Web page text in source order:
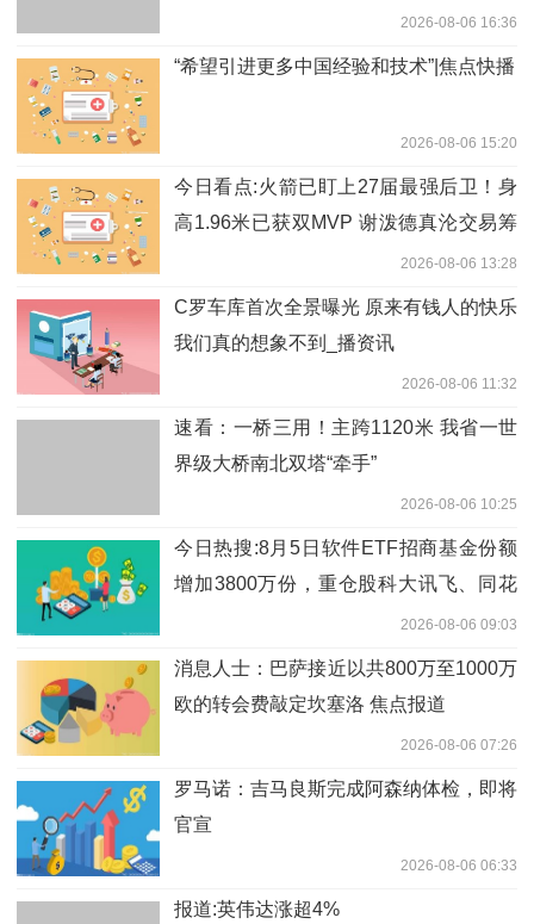
2026-08-06 16:36
“希望引进更多中国经验和技术”|焦点快播
2026-08-06 15:20
今日看点:火箭已盯上27届最强后卫！身
高1.96米已获双MVP 谢泼德真沦交易筹
2026-08-06 13:28
C罗车库首次全景曝光 原来有钱人的快乐
我们真的想象不到_播资讯
2026-08-06 11:32
速看：一桥三用！主跨1120米 我省一世
界级大桥南北双塔“牵手”
2026-08-06 10:25
今日热搜:8月5日软件ETF招商基金份额
增加3800万份，重仓股科大讯飞、同花
2026-08-06 09:03
消息人士：巴萨接近以共800万至1000万
欧的转会费敲定坎塞洛 焦点报道
2026-08-06 07:26
罗马诺：吉马良斯完成阿森纳体检，即将
官宣
2026-08-06 06:33
报道:英伟达涨超4%